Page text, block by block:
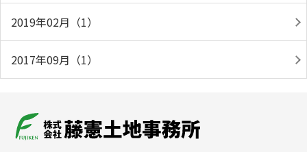
2019年02月（1）
2017年09月（1）